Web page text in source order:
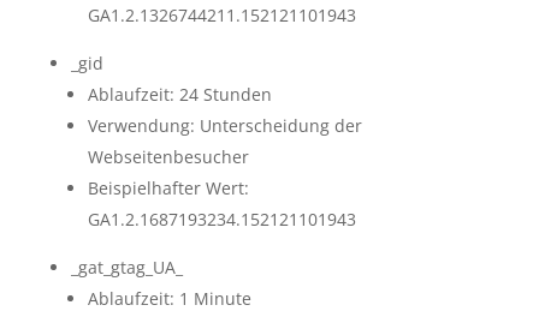
GA1.2.1326744211.152121101943
_gid
Ablaufzeit: 24 Stunden
Verwendung: Unterscheidung der
Webseitenbesucher
Beispielhafter Wert:
GA1.2.1687193234.152121101943
_gat_gtag_UA_
Ablaufzeit: 1 Minute